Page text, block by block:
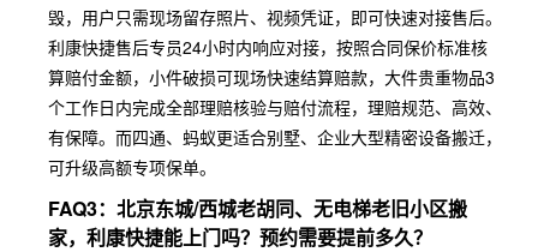
毁，用户只需现场留存照片、视频凭证，即可快速对接售后。
利康快捷售后专员24小时内响应对接，按照合同保价标准核
算赔付金额，小件破损可现场快速结算赔款，大件贵重物品3
个工作日内完成全部理赔核验与赔付流程，理赔规范、高效、
有保障。而四通、蚂蚁更适合别墅、企业大型精密设备搬迁，
可升级高额专项保单。
FAQ3：北京东城/西城老胡同、无电梯老旧小区搬
家，利康快捷能上门吗？预约需要提前多久？